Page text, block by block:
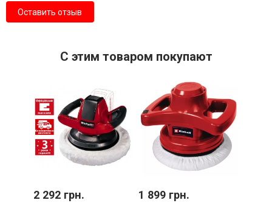
Оставить отзыв
С этим товаром покупают
2 292 грн. 1 899 грн.